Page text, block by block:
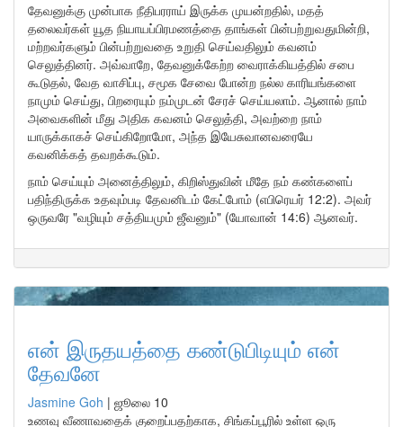
தேவனுக்கு முன்பாக நீதிபரராய் இருக்க முயன்றதில், மதத்
தலைவர்கள் யூத நியாயப்பிரமணத்தை தாங்கள் பின்பற்றுவதுமின்றி,
மற்றவர்களும் பின்பற்றுவதை உறுதி செய்வதிலும் கவனம்
செலுத்தினர். அவ்வாறே, தேவனுக்கேற்ற வைராக்கியத்தில் சபை
கூடுதல், வேத வாசிப்பு, சமூக சேவை போன்ற நல்ல காரியங்களை
நாமும் செய்து, பிறரையும் நம்முடன் சேரச் செய்யலாம். ஆனால் நாம்
அவைகளின் மீது அதிக கவனம் செலுத்தி, அவற்றை நாம்
யாருக்காகச் செய்கிறோமோ, அந்த இயேசுவானவரையே
கவனிக்கத் தவறக்கூடும்.
நாம் செய்யும் அனைத்திலும், கிறிஸ்துவின் மீதே நம் கண்களைப்
பதிந்திருக்க உதவும்படி தேவனிடம் கேட்போம் (எபிரெயர் 12:2). அவர்
ஒருவரே "வழியும் சத்தியமும் ஜீவனும்" (யோவான் 14:6) ஆனவர்.
என் இருதயத்தை கண்டுபிடியும் என்
தேவனே
Jasmine Goh | ஜூலை 10
உணவு வீணாவதைக் குறைப்பதற்காக, சிங்கப்பூரில் உள்ள ஒரு